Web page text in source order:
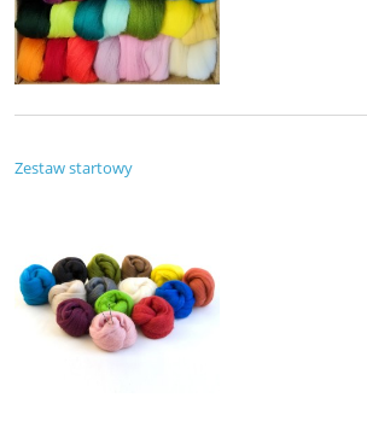
Zestaw startowy